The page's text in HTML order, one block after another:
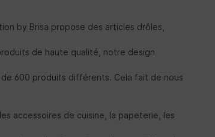
by Brisa propose des articles drôles,
de haute qualité, notre design
de 600 produits différents. Cela fait de nous
accessoires de cuisine, la papeterie, les